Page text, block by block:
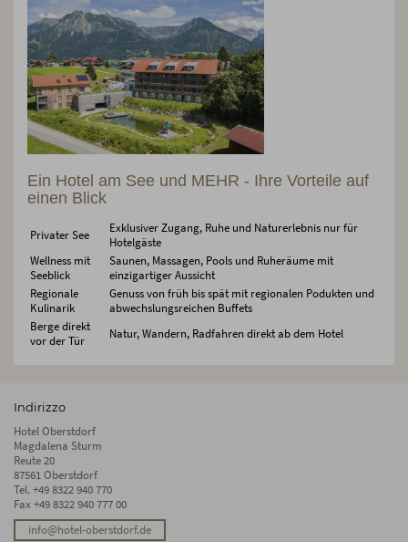
Ein Hotel am See und MEHR - Ihre Vorteile auf
einen Blick
Privater See
Exklusiver Zugang, Ruhe und Naturerlebnis nur für
Hotelgäste
Wellness mit
Seeblick
Saunen, Massagen, Pools und Ruheräume mit
einzigartiger Aussicht
Regionale
Kulinarik
Genuss von früh bis spät mit regionalen Podukten und
abwechslungsreichen Buffets
Berge direkt
vor der Tür
Natur, Wandern, Radfahren direkt ab dem Hotel
Indirizzo
Hotel Oberstdorf
Magdalena Sturm
Reute 20
87561 Oberstdorf
Tel. +49 8322 940 770
Fax +49 8322 940 777 00
info@hotel-oberstdorf.de